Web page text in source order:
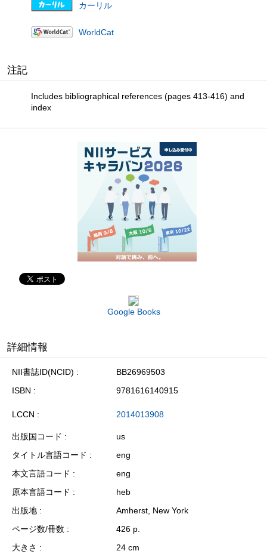
カーリル
WorldCat
注記
Includes bibliographical references (pages 413-416) and
index
Google Books
詳細情報
NII書誌ID(NCID)
BB26969503
ISBN
9781616140915
LCCN 2014013908
出版国コード
us
タイトル言語コード
eng
本文言語コード
eng
原本言語コード
heb
出版地
Amherst, New York
ページ数/冊数
426 p.
大きさ
24 cm